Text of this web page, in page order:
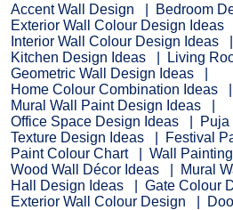
Accent Wall Design
Bedroom
Exterior Wall Colour Design Ideas
Interior Wall Colour Design Ideas
Kitchen Design Ideas
Living
Geometric Wall Design Ideas
Home Colour Combination Ideas
Mural Wall Paint Design Ideas
Office Space Design Ideas
Texture Design Ideas
Festival
Paint Colour Chart
Wall
Wood Wall Décor Ideas
Mural
Hall Design Ideas
Gate Colour
Exterior Wall Colour Design